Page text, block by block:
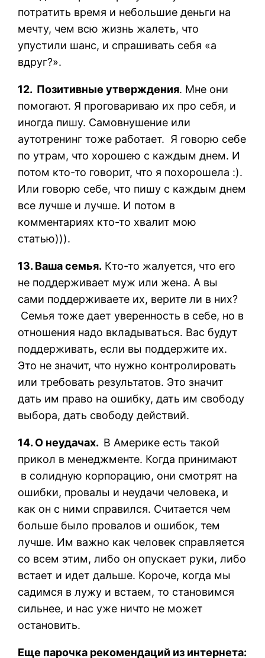
потратить время и небольшие деньги на
мечту, чем всю жизнь жалеть, что
упустили шанс, и спрашивать себя «а
вдруг?».
12. Позитивные утверждения. Мне они
помогают. Я проговариваю их про себя, и
иногда пишу. Самовнушение или
аутотренинг тоже работает. Я говорю себе
по утрам, что хорошею с каждым днем. И
потом кто-то говорит, что я похорошела :).
Или говорю себе, что пишу с каждым днем
все лучше и лучше. И потом в
комментариях кто-то хвалит мою
статью))).
13. Ваша семья. Кто-то жалуется, что его
не поддерживает муж или жена. А вы
сами поддерживаете их, верите ли в них?
Семья тоже дает уверенность в себе, но в
отношения надо вкладываться. Вас будут
поддерживать, если вы поддержите их.
Это не значит, что нужно контролировать
или требовать результатов. Это значит
дать им право на ошибку, дать им свободу
выбора, дать свободу действий.
14. О неудачах. В Америке есть такой
прикол в менеджменте. Когда принимают
в солидную корпорацию, они смотрят на
ошибки, провалы и неудачи человека, и
как он с ними справился. Считается чем
больше было провалов и ошибок, тем
лучше. Им важно как человек справляется
со всем этим, либо он опускает руки, либо
встает и идет дальше. Короче, когда мы
садимся в лужу и встаем, то становимся
сильнее, и нас уже ничто не может
остановить.
Еще парочка рекомендаций из интернета: